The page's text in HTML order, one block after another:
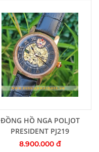
Thêm vào giỏ hàng
ĐỒNG HỒ NGA POLJOT
PRESIDENT PJ219
8.900.000 đ